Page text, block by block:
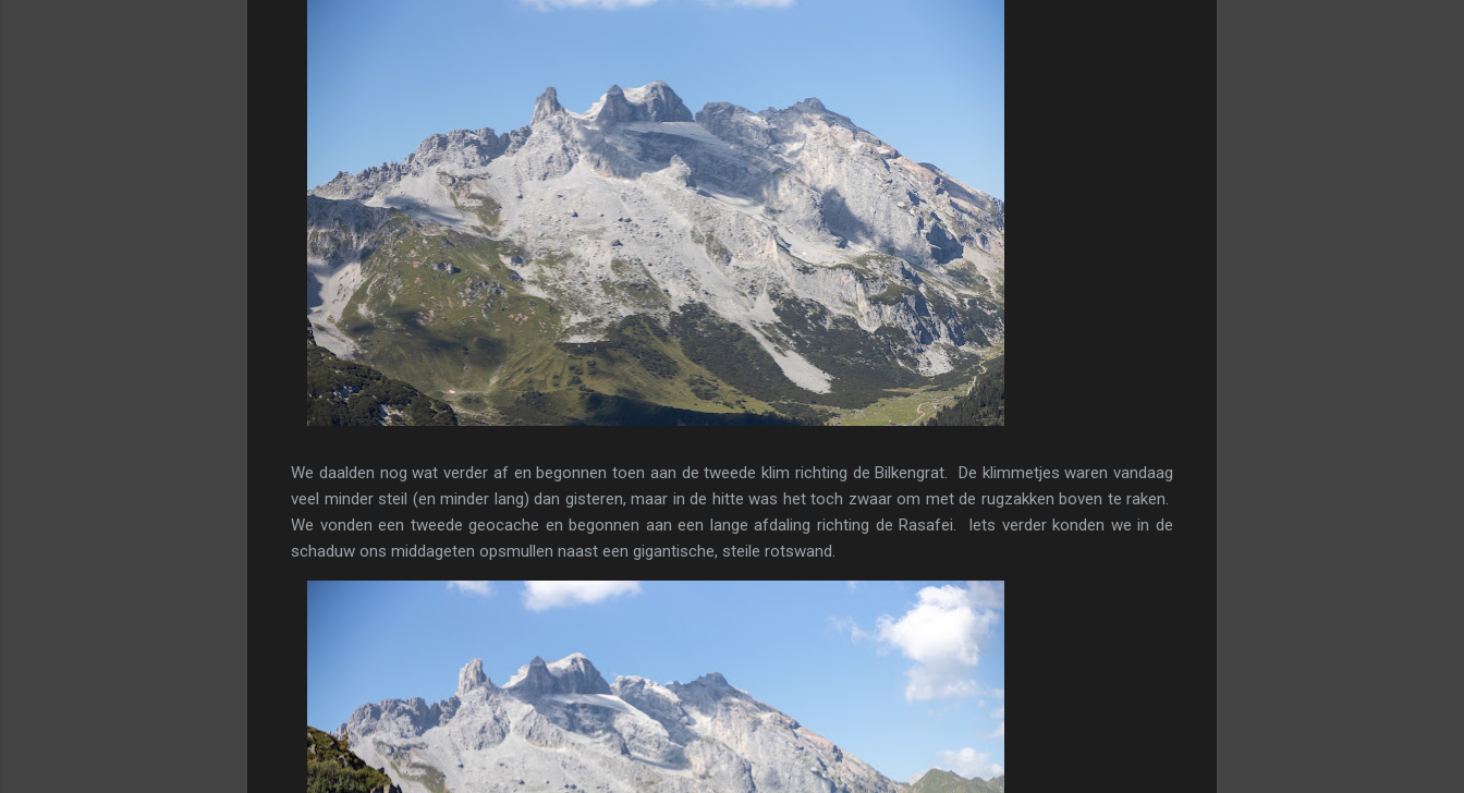
We daalden nog wat verder af en begonnen toen aan de tweede klim richting de Bilkengrat. De klimmetjes waren vandaag
veel minder steil (en minder lang) dan gisteren, maar in de hitte was het toch zwaar om met de rugzakken boven te raken.
We vonden een tweede geocache en begonnen aan een lange afdaling richting de Rasafei. Iets verder konden we in de
schaduw ons middageten opsmullen naast een gigantische, steile rotswand.